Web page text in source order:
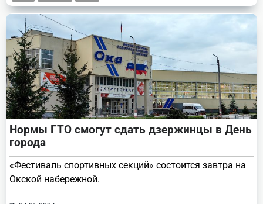
Нормы ГТО смогут сдать дзержинцы в День
города
«Фестиваль спортивных секций» состоится завтра на
Окской набережной.